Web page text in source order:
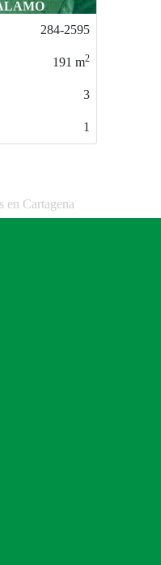
318-2553
2500m
en Cartagena